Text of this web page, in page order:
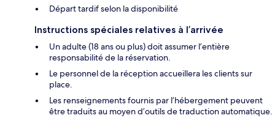
Départ tardif selon la disponibilité
Instructions spéciales relatives à l’arrivée
Un adulte (18 ans ou plus) doit assumer l’entière
responsabilité de la réservation.
Le personnel de la réception accueillera les clients sur
place.
Les renseignements fournis par l’hébergement peuvent
être traduits au moyen d’outils de traduction automatique.